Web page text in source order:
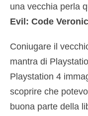
una vecchia perla
Evil: Code
Coniugare il
mantra di
Playstation 4
scoprire che
buona parte della